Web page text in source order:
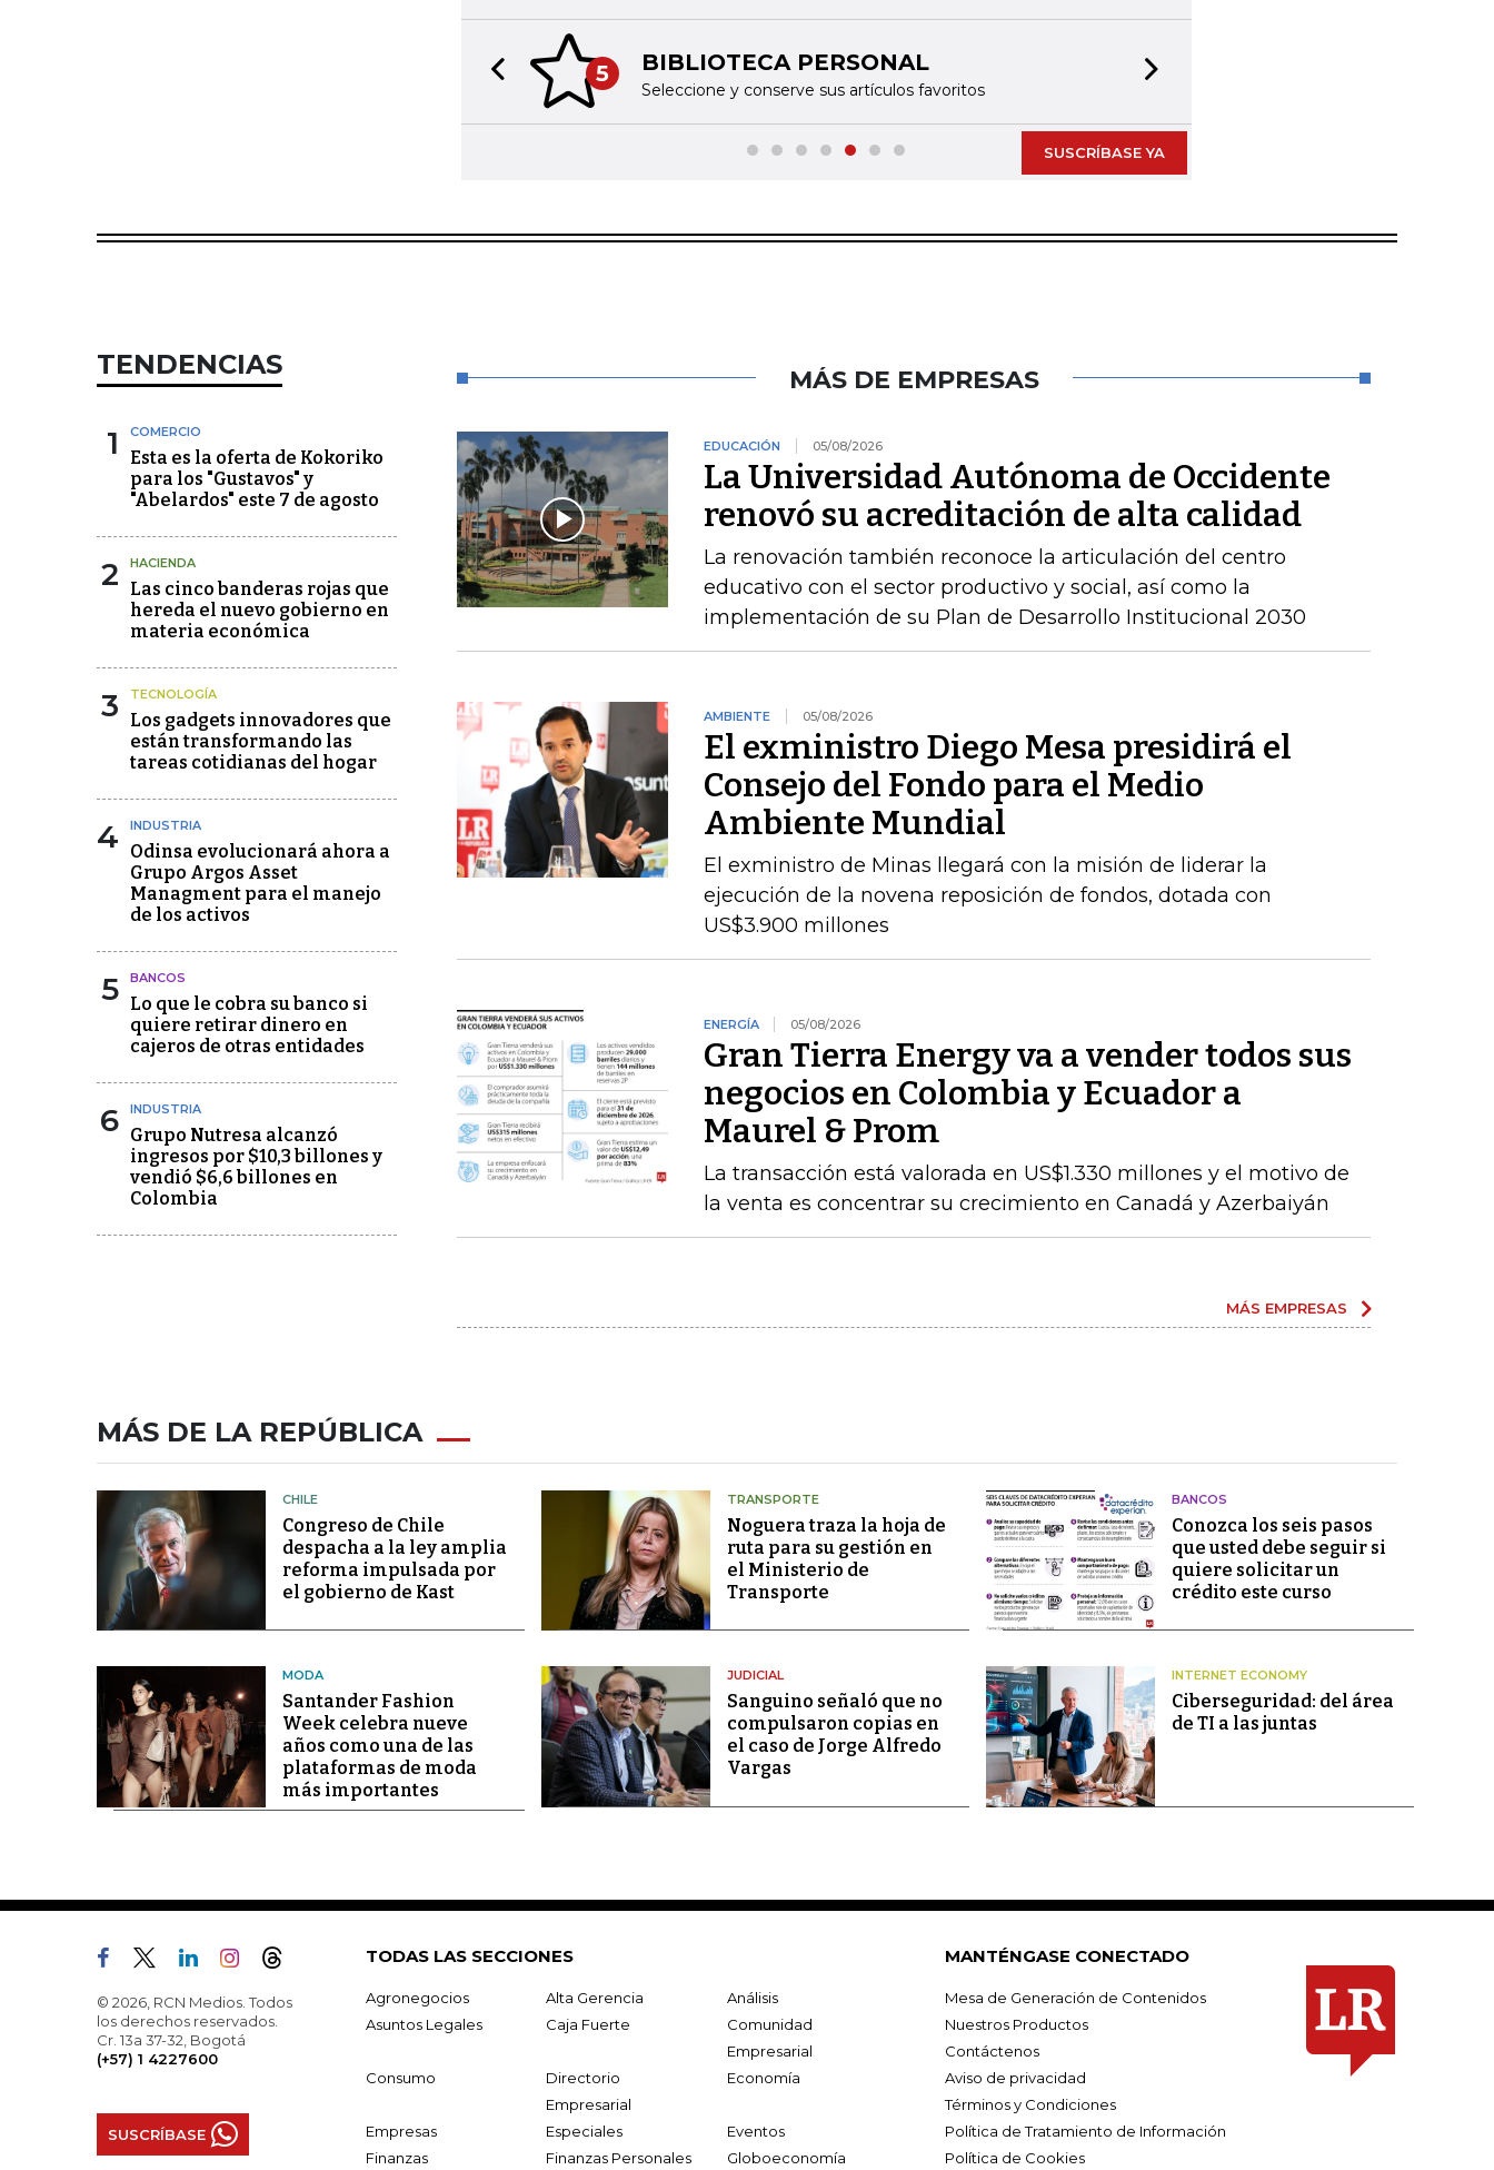
5 BIBLIOTECA PERSONAL
Seleccione y conserve sus artículos favoritos
Previous slide
SUSCRÍBASE YA
TENDENCIAS
1 COMERCIO
Esta es la oferta de Kokoriko
para los "Gustavos" y
"Abelardos" este 7 de agosto
2 HACIENDA
Las cinco banderas rojas que
hereda el nuevo gobierno en
materia económica
3 TECNOLOGÍA
Los gadgets innovadores que
están transformando las
tareas cotidianas del hogar
4 INDUSTRIA
Odinsa evolucionará ahora a
Grupo Argos Asset
Managment para el manejo
de los activos
5 BANCOS
Lo que le cobra su banco si
quiere retirar dinero en
cajeros de otras entidades
6 INDUSTRIA
Grupo Nutresa alcanzó
ingresos por $10,3 billones y
vendió $6,6 billones en
Colombia
MÁS DE EMPRESAS
EDUCACIÓN 05/08/2026
La Universidad Autónoma de Occidente
renovó su acreditación de alta calidad
La renovación también reconoce la articulación del centro
educativo con el sector productivo y social, así como la
implementación de su Plan de Desarrollo Institucional 2030
AMBIENTE 05/08/2026
El exministro Diego Mesa presidirá el
Consejo del Fondo para el Medio
Ambiente Mundial
El exministro de Minas llegará con la misión de liderar la
ejecución de la novena reposición de fondos, dotada con
US$3.900 millones
ENERGÍA 05/08/2026
Gran Tierra Energy va a vender todos sus
negocios en Colombia y Ecuador a
Maurel & Prom
La transacción está valorada en US$1.330 millones y el motivo de
la venta es concentrar su crecimiento en Canadá y Azerbaiyán
MÁS EMPRESAS
MÁS DE LA REPÚBLICA
CHILE
Congreso de Chile
despacha a la ley amplia
reforma impulsada por
el gobierno de Kast
TRANSPORTE
Noguera traza la hoja de
ruta para su gestión en
el Ministerio de
Transporte
BANCOS
Conozca los seis pasos
que usted debe seguir si
quiere solicitar un
crédito este curso
MODA
Santander Fashion
Week celebra nueve
años como una de las
plataformas de moda
más importantes
JUDICIAL
Sanguino señaló que no
compulsaron copias en
el caso de Jorge Alfredo
Vargas
INTERNET ECONOMY
Ciberseguridad: del área
de TI a las juntas
© 2026, RCN Medios. Todos
los derechos reservados.
Cr. 13a 37-32, Bogotá
(+57) 1 4227600
SUSCRÍBASE
TODAS LAS SECCIONES
Agronegocios Alta Gerencia
Análisis
Asuntos Legales
Caja Fuerte
Comunidad
Empresarial
Consumo
Directorio
Empresarial
Economía
Empresas Especiales
Eventos
Finanzas
Finanzas Personales Globoeconomía
MANTÉNGASE CONECTADO
Mesa de Generación de Contenidos
Nuestros Productos
Contáctenos
Aviso de privacidad
Términos y Condiciones
Política de Tratamiento de Información
Política de Cookies